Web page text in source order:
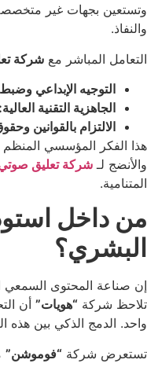
وتستعين بجهات غير
والنفاذ.
التعامل المباشر مع شركة
التوجيه الإبداعي
الجاهزية التقنية العالية:
الالتزام بالقوانين
هذا الفكر المؤسسي المنظم
والأنضج لـ شركة تعليق
المتنامية.
من داخل
البشري؟
إن صناعة المحتوى السمعي
تلاحظ شركة “هويات” أن
واحد. الدمج الذكي بين هذه
تستعرض شركة “فوموشن”